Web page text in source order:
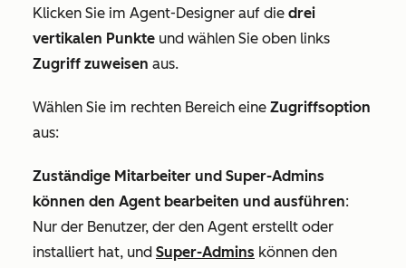
Klicken Sie im Agent-Designer auf die drei
vertikalen Punkte und wählen Sie oben links
Zugriff zuweisen aus.
Wählen Sie im rechten Bereich eine Zugriffsoption
aus:
Zuständige Mitarbeiter und Super-Admins
können den Agent bearbeiten und ausführen:
Nur der Benutzer, der den Agent erstellt oder
installiert hat, und Super-Admins können den